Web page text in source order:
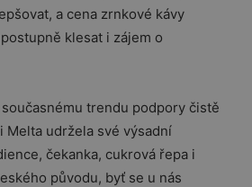
a cena zrnkové kávy
klesat i zájem o
trendu podpory čistě
Melta udržela své výsadní
čekanka, cukrová řepa i
původu, byť se u nás